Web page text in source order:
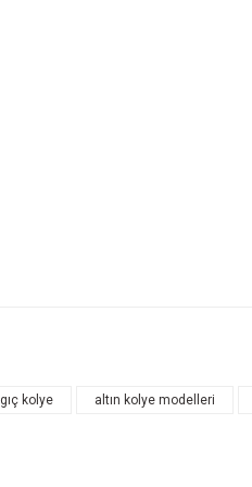
kolye altın kolye modelleri